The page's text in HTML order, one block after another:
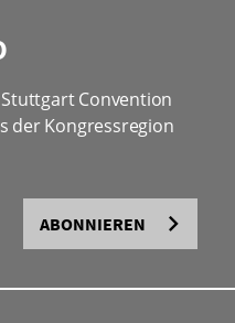
Convention
der Kongressregion
ABONNIEREN